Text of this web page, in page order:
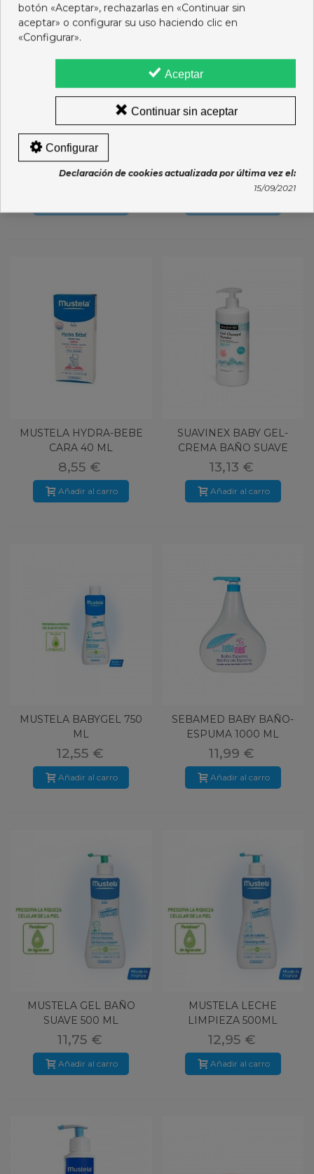
MUSTELA HYDRA BEBE
CUERPO 500 ML
14,55 €
ML.
8,55 €
MUSTELA HYDRA-BEBE
CARA 40 ML
8,55 €
Añadir al carro
SUAVINEX BABY GEL-
CREMA BAÑO SUAVE
750ML
13,13 €
Añadir al carro
MUSTELA BABYGEL 750
ML
12,55 €
Añadir al carro
SEBAMED BABY BAÑO-
ESPUMA 1000 ML
11,99 €
Añadir al carro
MUSTELA GEL BAÑO
SUAVE 500 ML
11,75 €
Añadir al carro
MUSTELA LECHE
LIMPIEZA 500ML
12,95 €
Añadir al carro
botón «Aceptar», rechazarlas en «Continuar sin
aceptar» o configurar su uso haciendo clic en
«Configurar».
Aceptar
Continuar sin aceptar
Configurar
Declaración de cookies actualizada por última vez el:
15/09/2021